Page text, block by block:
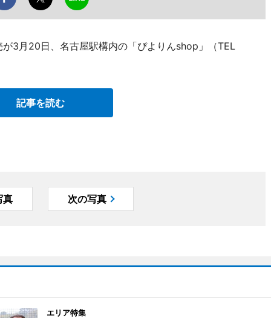
3月20日、名古屋駅構内の「ぴよりんshop」（TEL
記事を読む
真 次の写真
エリア特集